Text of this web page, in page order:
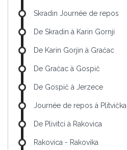
Skradin Journée de repos
De Skradin à Karin Gornji
De Karin Gorjin à Gračac
De Gračac à Gospič
De Gospič à Jerzece
Journée de repos à Plitvička
De Plivitci à Rakovica
Rakovica - Rakovika